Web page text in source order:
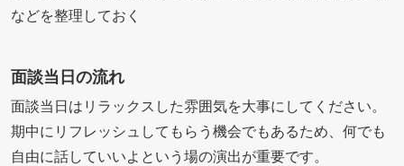
などを整理しておく
面談当日の流れ
面談当日はリラックスした雰囲気を大事にしてください。
期中にリフレッシュしてもらう機会でもあるため、何でも
自由に話していいよという場の演出が重要です。